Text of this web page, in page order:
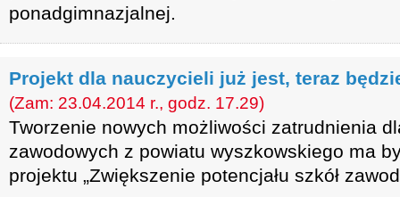
ponadgimnazjalnej.
Projekt dla nauczycieli już jest, teraz
(Zam: 23.04.2014 r., godz. 17.29)
Tworzenie nowych możliwości zatrudnienia
zawodowych z powiatu wyszkowskiego ma
projektu „Zwiększenie potencjału szkół